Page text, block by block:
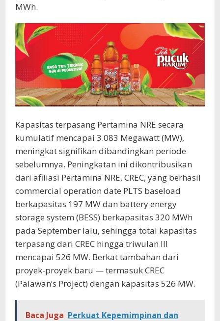
MWh.
Kapasitas terpasang Pertamina NRE secara
kumulatif mencapai 3.083 Megawatt (MW),
meningkat signifikan dibandingkan periode
sebelumnya. Peningkatan ini dikontribusikan
dari afiliasi Pertamina NRE, CREC, yang berhasil
commercial operation date PLTS baseload
berkapasitas 197 MW dan battery energy
storage system (BESS) berkapasitas 320 MWh
pada September lalu, sehingga total kapasitas
terpasang dari CREC hingga triwulan III
mencapai 526 MW. Berkat tambahan dari
proyek-proyek baru — termasuk CREC
(Palawan’s Project) dengan kapasitas 526 MW.
Baca Juga Perkuat Kepemimpinan dan